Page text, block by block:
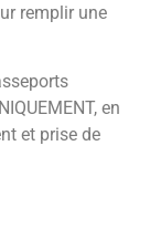
remplir une
en
et prise de